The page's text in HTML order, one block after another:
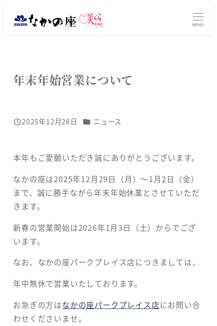
振
ン
ル・
購
入
は
分
の
な
か
の
MENU
年末年始営業について
投稿日
2025年12月28日 ニュース・イベントカテゴリー
ニュース
本年もご愛願いただき誠にありがとうございます。
なかの座は2025年12月29日（月）～1月2日（金）
まで、誠に勝手ながら年末年始休業とさせていただ
きます。
新春の営業開始は2026年1月3日（土）からでござ
います。
なお、なかの座パークプレイス店につきましては、
年中無休で営業いたしております。
お急ぎの方はなかの座パークプレイス店にお問い合
わせくださいませ。